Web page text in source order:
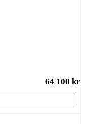
64 100 kr